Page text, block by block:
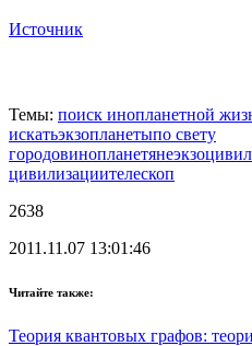
Источник
Темы: поиск инопланетной
искатьэкзопланетыпо свету
городовинопланетяне
цивилизациителескоп
2638
2011.11.07 13:01:46
Читайте также:
Теория квантовых графов: